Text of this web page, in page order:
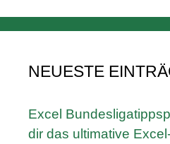
NEUESTE
Excel
dir das ultimative